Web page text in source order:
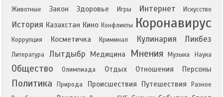
Животные
Закон Здоровье Игры Интернет Искусство
История Казахстан Кино Конфликты Коронавирус
Коррупция Косметичка Криминал Кулинария Ликбез
Литература Лытдыбр Медицина Мнения Музыка Наука
Общество Олимпиада Отдых Отношения Персоны
Политика Природа Происшествия Путешествия
Разное